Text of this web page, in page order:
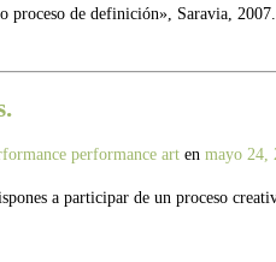
de definición», Saravia,
performance art en mayo 24,
a participar de un proceso